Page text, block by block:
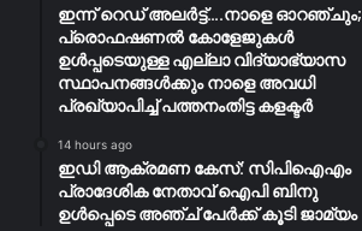
ഇന്ന് റെഡ് അലർട്ട്….നാളെ ഓറഞ്ചും;
പ്രൊഫഷണൽ കോളേജുകൾ
ഉൾപ്പടെയുള്ള എല്ലാ വിദ്യാഭ്യാസ
സ്ഥാപനങ്ങൾക്കും നാളെ അവധി
പ്രഖ്യാപിച്ച് പത്തനംതിട്ട കളക്ടർ
14 hours ago
ഇഡി ആക്രമണ കേസ്: സിപിഐഎം
പ്രാദേശിക നേതാവ് ഐപി ബിനു
ഉൾപ്പെടെ അഞ്ച് പേർക്ക് കൂടി ജാമ്യം